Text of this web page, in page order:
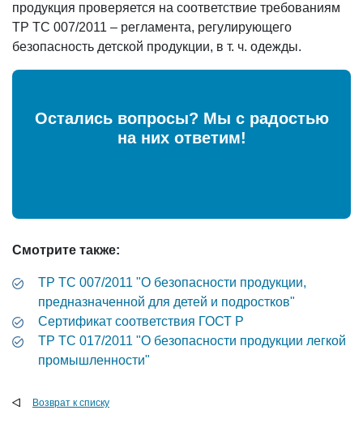
продукция проверяется на соответствие требованиям
ТР ТС 007/2011 – регламента, регулирующего
безопасность детской продукции, в т. ч. одежды.
Остались вопросы? Мы с радостью
на них ответим!
Смотрите также:
ТР ТС 007/2011 "О безопасности продукции,
предназначенной для детей и подростков"
Cертификат соответствия ГОСТ Р
ТР ТС 017/2011 "О безопасности продукции легкой
промышленности"
Возврат к списку